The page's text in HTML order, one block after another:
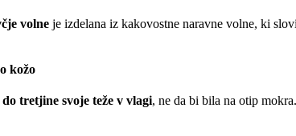
volne je izdelana iz kakovostne naravne volne, ki
kožo
tretjine svoje teže v vlagi, ne da bi bila na otip